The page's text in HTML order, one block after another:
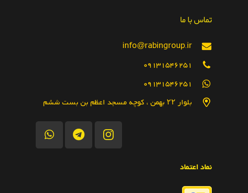
تماس با ما
info@rabingroup.ir
09131546251
09131546251
بلوار ۲۲ بهمن ، کوچه مسجد اعظم بن بست ششم
نماد اعتماد